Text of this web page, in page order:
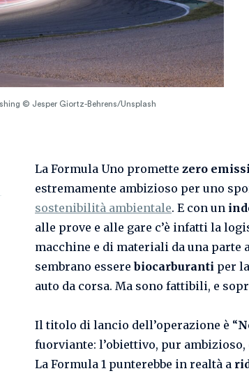
© Jesper Giortz-Behrens/Unsplash
La Formula Uno promette zero
estremamente ambizioso per uno
sostenibilità ambientale. E con un
alle prove e alle gare c’è infatti la
macchine e di materiali da una parte
sembrano esserebiocarburanti per
auto da corsa. Ma sono fattibili, e
Il titolo di lancio dell’operazione è “
fuorviante: l’obiettivo, pur
La Formula 1 punterebbe in realtà a